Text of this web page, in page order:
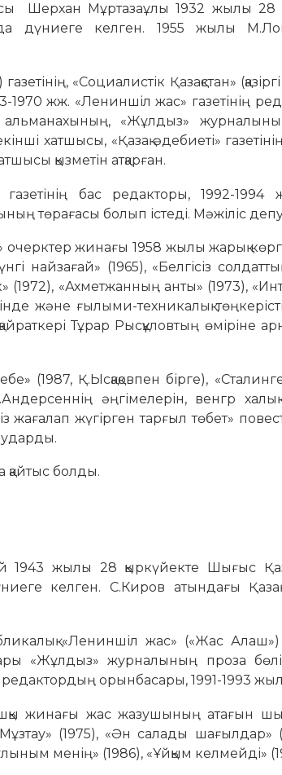
Шерхан Мұртазаұлы 1932 жылы
дүниеге келген. 1955 жылы
«Социалистік Қазақстан»
1970 жж. «Лениншіл жас» газетінің
«Жұлдыз»
хатшысы, «Қазақ әдебиеті»
қызметін атқарған.
бас редакторы, 1992-1994
төрағасы болып істеді. Мәжіліс
очерктер жинағы 1958 жылы жарық
найзағай» (1965), «Белгісіз
«Ахметжанның анты» (1973),
және ғылыми-техникалық
Тұрар Рысқұловтың өміріне
(1987, Қ.Ысқақовпен бірге),
әңгімелерін, венгр халық
жағалап жүгірген тарғыл төбет»
қайтыс болды.
жылы 28 қыркүйекте Шығыс
келген. С.Киров атындағы Қазақ
«Лениншіл жас» («Жас Алаш»)
«Жұлдыз» журналының проза
редактордың орынбасары, 1991-1993
жинағы жас жазушының атағын
(1975), «Ән салады
менің» (1986), «Ұйқым келмейді»